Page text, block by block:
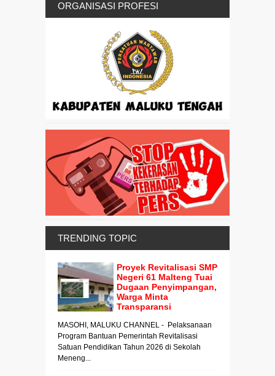
ORGANISASI PROFESI
TRENDING TOPIC
Proyek Revitalisasi SMP
Negeri 61 Malteng Tuai
Dugaan Penyimpangan,
Warga Minta
Transparansi
MASOHI, MALUKU CHANNEL - Pelaksanaan
Program Bantuan Pemerintah Revitalisasi
Satuan Pendidikan Tahun 2026 di Sekolah
Meneng...